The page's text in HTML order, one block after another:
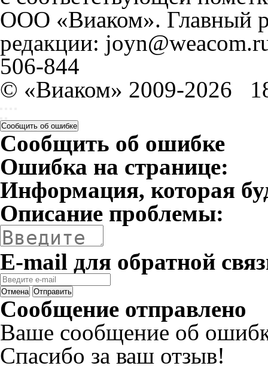
ООО «Виаком». Главный
редакции:
506-844
© «Виаком» 2009-2026
Сообщить об ошибке
Сообщить об ошибке
Ошибка на странице:
Информация, которая
Описание проблемы:
E-mail для обратной
Отмена Отправить
Сообщение отправлено
Ваше сообщение об
Спасибо за ваш отзыв!